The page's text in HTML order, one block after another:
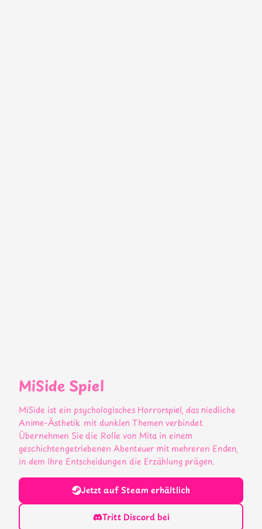
MiSide Spiel
MiSide ist ein psychologisches Horrorspiel, das niedliche
Anime-Ästhetik mit dunklen Themen verbindet.
Übernehmen Sie die Rolle von Mita in einem
geschichtengetriebenen Abenteuer mit mehreren Enden,
in dem Ihre Entscheidungen die Erzählung prägen.
Jetzt auf Steam erhältlich
Tritt Discord bei